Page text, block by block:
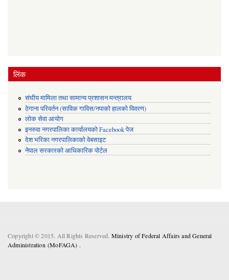
लिंक
संघीय मामिला तथा सामान्य प्रशासन मन्त्रालय
ठेगाना परिवर्तन (साविक गाविस/नपाको हालको विवरण)
लोक सेवा आयोग
इनरुवा नगरपालिका कार्यालयको Facebook पेज
देश भरिका नगरपालिकाको वेबसाइट
नेपाल सरकारको आधिकारिक पोर्टल
Copyright © 2015. All Rights Reserved. Ministry of Federal Affairs and General
Administration (MoFAGA) .